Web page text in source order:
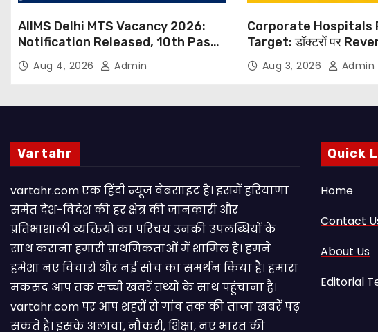
AIIMS Delhi MTS Vacancy 2026:
Notification Released, 10th Pass
Candidates Can Apply Through
Email
Aug 4, 2026 Admin
Corporate Hospitals
Target: डॉक्टरों पर
थोपने के खिलाफ DMA India
NHRC से Suo Motu जांच
Aug 3, 2026 Admin
Vartahr
vartahr.com एक हिंदी न्यूज वेबसाइट है। इसमें हरियाणा
समेत देश-विदेश की हर क्षेत्र की जानकारी और
प्रतिभाशाली व्यक्तियों का परिचय उनकी उपलब्धियों के
साथ कराना हमारी प्राथमिकताओं में शामिल है। हमने
हमेशा नए विचारों और नई सोच का समर्थन किया है। हमारा
मकसद आप तक सच्ची खबरें तथ्यों के साथ पहुंचाना है।
vartahr.com पर आप शहरों से गांव तक की ताजा खबरें पढ़
सकते हैं। इसके अलावा, नौकरी, शिक्षा, नए भारत की
Quick
Home
Contact
About Us
Editorial